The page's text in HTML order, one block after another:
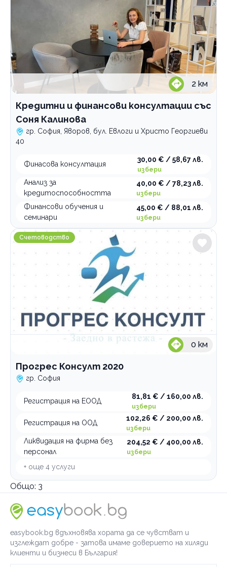
2 км
Кредитни и финансови консултации със
Соня Калинова
гр. София, Яворов, бул. Евлоги и Христо Георгиеви
40
Финасова консултация
30,00 € / 58,67 лв.
избери
Анализ за
кредитоспособността
40,00 € / 78,23 лв.
избери
Финансови обучения и
семинари
45,00 € / 88,01 лв.
избери
Прогрес Консулт 2020
Счетоводство
0 км
Прогрес Консулт 2020
гр. София
Регистрация на ЕООД
81,81 € / 160,00 лв.
избери
Регистрация на ООД
102,26 € / 200,00 лв.
избери
Ликвидация на фирма без
персонал
204,52 € / 400,00 лв.
избери
+ още 4 услуги
Общо: 3
easybook.bg вдъхновява хората да се чувстват и
изглеждат добре - затова имаме доверието на хиляди
клиенти и бизнеси в България!